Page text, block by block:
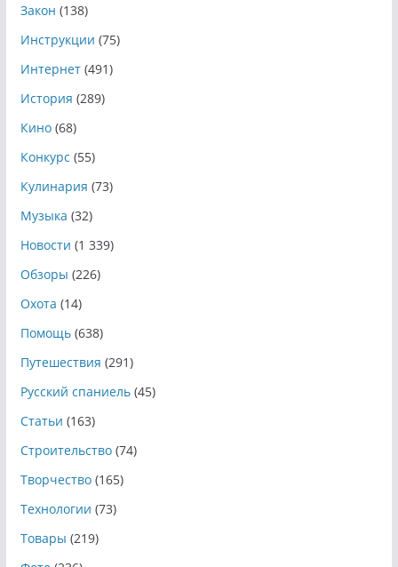
Закон (138)
Инструкции (75)
Интернет(491)
История (289)
Кино(68)
Конкурс (55)
Кулинария (73)
Музыка (32)
Новости (1 339)
Обзоры (226)
Охота (14)
Помощь(638)
Путешествия (291)
Русский спаниель(45)
Статьи (163)
Строительство(74)
Творчество(165)
Технологии (73)
Товары (219)